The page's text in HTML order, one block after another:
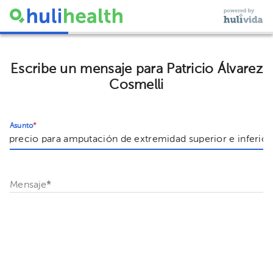
Escribe un mensaje para Patricio Álvarez
Cosmelli
Asunto*
Mensaje*